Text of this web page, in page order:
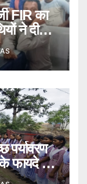
FIR का
ने दी
पर्यावरण
फायदे भी